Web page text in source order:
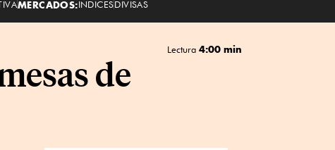
MERCADOS:ÍNDICESDIVISAS
Lectura 4:00 min
de